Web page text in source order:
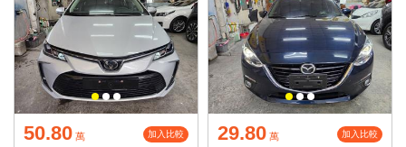
50.80 萬 加入比較 29.80 萬 加入比較